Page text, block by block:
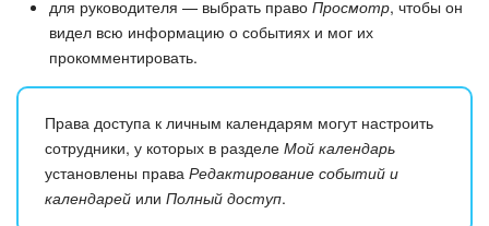
для руководителя — выбрать право Просмотр, чтобы он
видел всю информацию о событиях и мог их
прокомментировать.
Права доступа к личным календарям могут настроить
сотрудники, у которых в разделе Мой календарь
установлены права Редактирование событий и
календарей или Полный доступ.